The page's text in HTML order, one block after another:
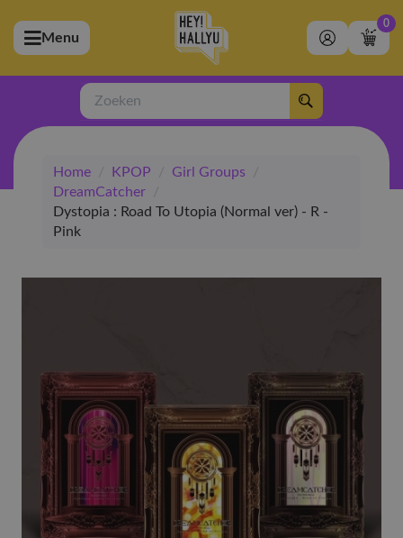
(Artiesten)
(Merchandise)
(Exclusive)
(Winkel)
Menu
0
Zoeken
Home / KPOP / Girl Groups
/
DreamCatcher
/
Dystopia : Road To Utopia (Normal ver) - R -
Pink